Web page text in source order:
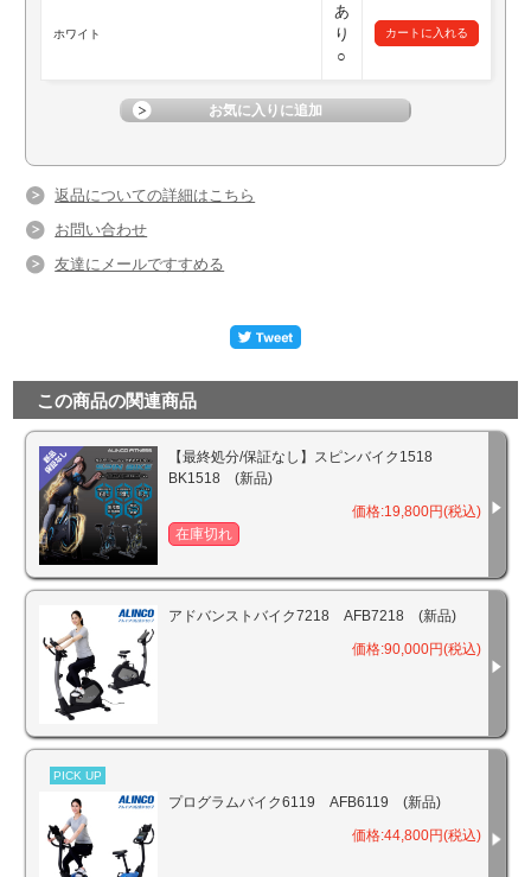
ホワイト
あ
り
○
返品についての詳細はこちら
お問い合わせ
友達にメールですすめる
この商品の関連商品
【最終処分/保証なし】スピンバイク1518
BK1518 (新品)
価格:19,800円(税込)
在庫切れ
アドバンストバイク7218 AFB7218 (新品)
価格:90,000円(税込)
PICK UP
プログラムバイク6119 AFB6119 (新品)
価格:44,800円(税込)